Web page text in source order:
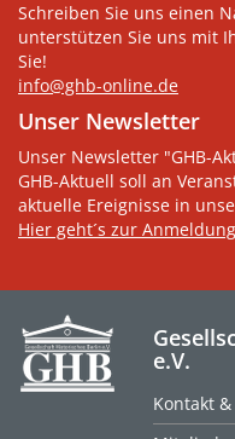
Schreiben Sie uns einen
unterstützen Sie uns mit
Sie!
info@ghb-online.de
Unser Newsletter
Unser Newsletter "GHB-
GHB-Aktuell soll an
aktuelle Ereignisse in
Hier geht´s zur Anmeldung
e.V.
Kontakt